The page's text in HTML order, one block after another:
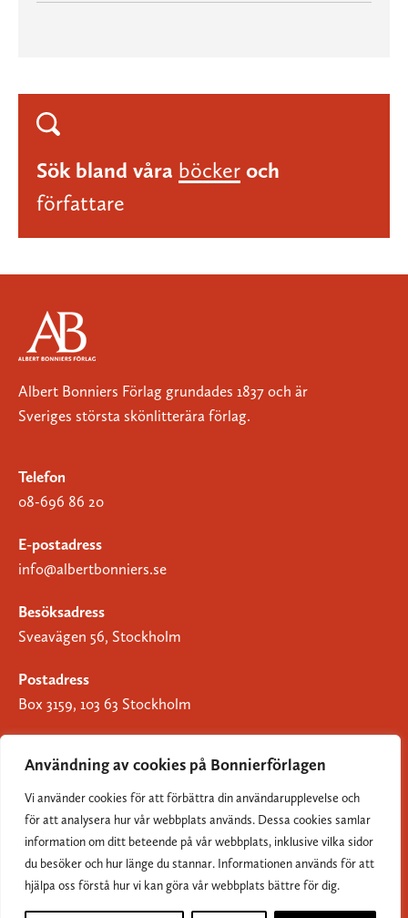
Användning av cookies på Bonnierförlagen
Vi använder cookies för att förbättra din användarupplevelse och
för att analysera hur vår webbplats används. Dessa cookies samlar
information om ditt beteende på vår webbplats, inklusive vilka sidor
du besöker och hur länge du stannar. Informationen används för att
hjälpa oss förstå hur vi kan göra vår webbplats bättre för dig.
Sök bland våra böcker och
författare
Albert Bonniers Förlag grundades 1837 och är
Sveriges största skönlitterära förlag.
Telefon
08-696 86 20
E-postadress
info@albertbonniers.se
Besöksadress
Sveavägen 56, Stockholm
Postadress
Box 3159, 103 63 Stockholm
Om Bonnierförlagen
Cookies
Integritetspolicy